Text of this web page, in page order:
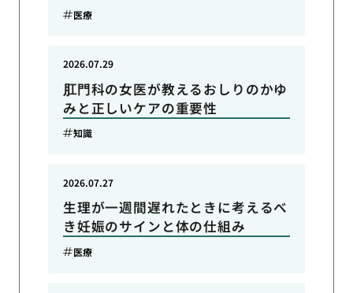
医療
肛門科の女医が教えるおしりのかゆ
みと正しいケアの重要性
2026.07.29
知識
生理が一週間遅れたときに考えるべ
き妊娠のサインと体の仕組み
2026.07.27
医療